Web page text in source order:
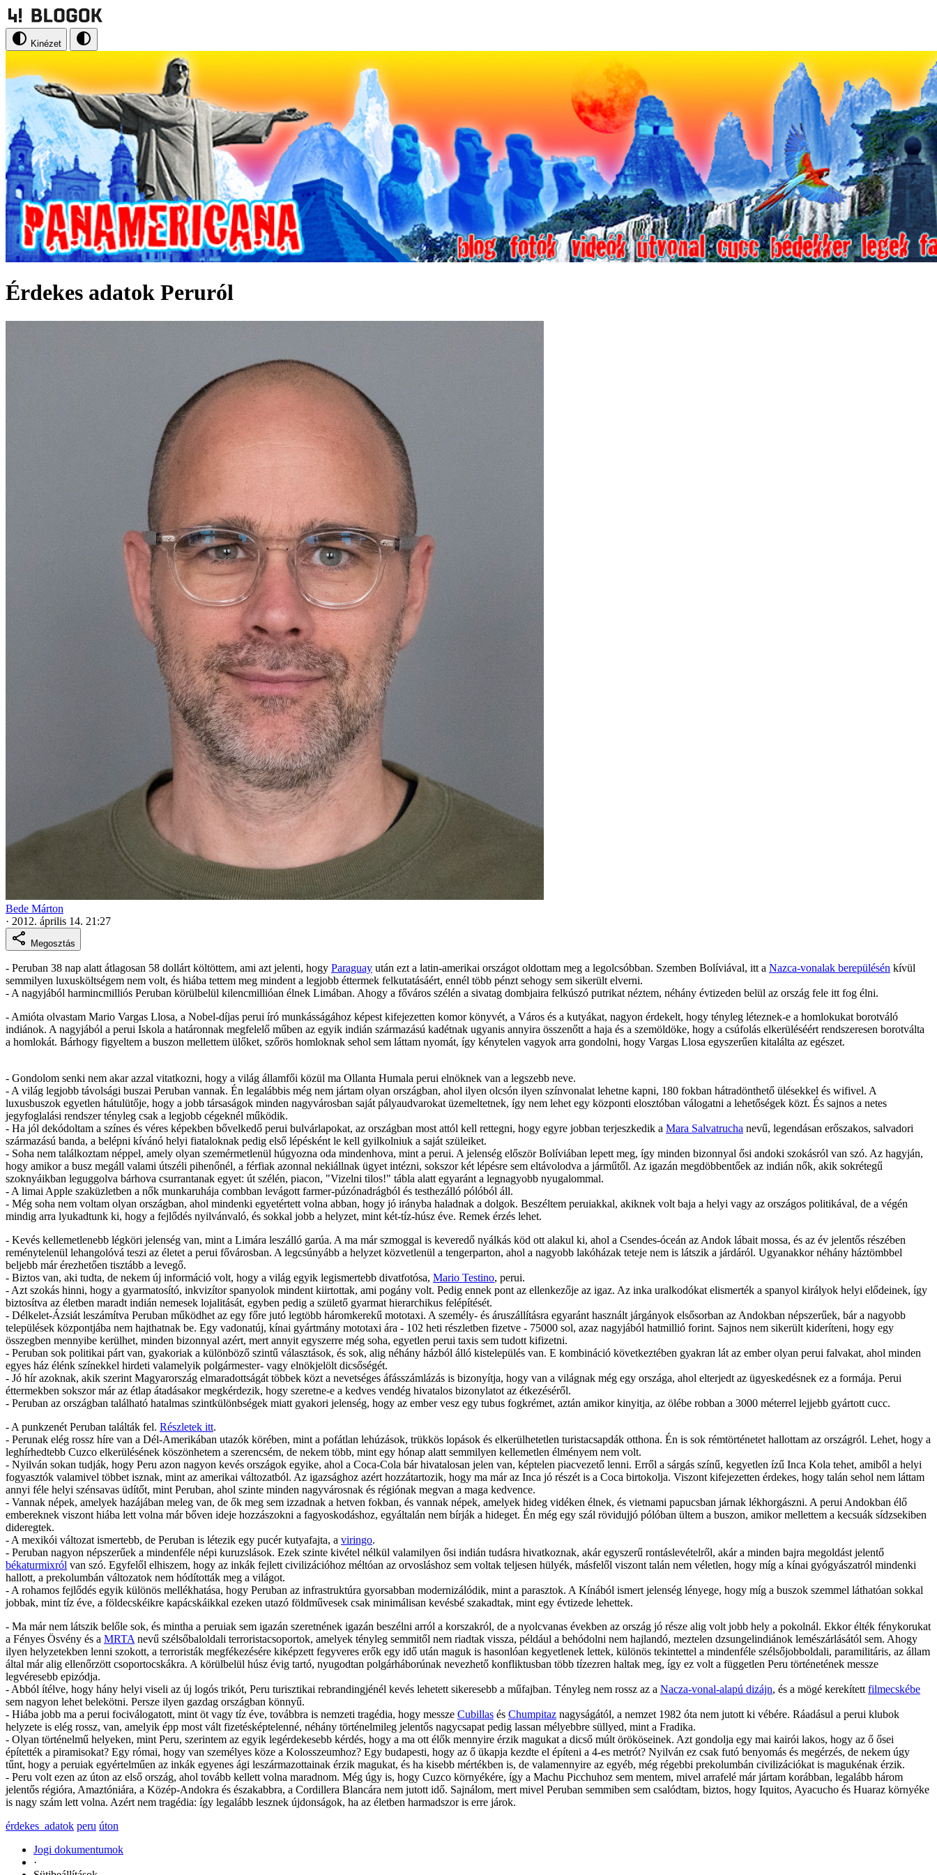
Kinézet
Érdekes adatok Peruról
Bede Márton
· 2012. április 14. 21:27
Megosztás
- Peruban 38 nap alatt átlagosan 58 dollárt költöttem, ami azt jelenti, hogy Paraguay után ezt a latin-amerikai országot oldottam meg a legolcsóbban. Szemben Bolíviával, itt a Nazca-vonalak berepülésén kívül
semmilyen luxusköltségem nem volt, és hiába tettem meg mindent a legjobb éttermek felkutatásáért, ennél több pénzt sehogy sem sikerült elverni.
- A nagyjából harmincmilliós Peruban körülbelül kilencmillióan élnek Limában. Ahogy a főváros szélén a sivatag dombjaira felkúszó putrikat néztem, néhány évtizeden belül az ország fele itt fog élni.
- Amióta olvastam Mario Vargas Llosa, a Nobel-díjas perui író munkásságához képest kifejezetten komor könyvét, a Város és a kutyákat, nagyon érdekelt, hogy tényleg léteznek-e a homlokukat borotváló
indiánok. A nagyjából a perui Iskola a határonnak megfelelő műben az egyik indián származású kadétnak ugyanis annyira összenőtt a haja és a szemöldöke, hogy a csúfolás elkerüléséért rendszeresen borotválta
a homlokát. Bárhogy figyeltem a buszon mellettem ülőket, szőrös homloknak sehol sem láttam nyomát, így kénytelen vagyok arra gondolni, hogy Vargas Llosa egyszerűen kitalálta az egészet.
- Gondolom senki nem akar azzal vitatkozni, hogy a világ államfői közül ma Ollanta Humala perui elnöknek van a legszebb neve.
- A világ legjobb távolsági buszai Peruban vannak. Én legalábbis még nem jártam olyan országban, ahol ilyen olcsón ilyen színvonalat lehetne kapni, 180 fokban hátradönthető ülésekkel és wifivel. A
luxusbuszok egyetlen hátulütője, hogy a jobb társaságok minden nagyvárosban saját pályaudvarokat üzemeltetnek, így nem lehet egy központi elosztóban válogatni a lehetőségek közt. És sajnos a netes
jegyfoglalási rendszer tényleg csak a legjobb cégeknél működik.
- Ha jól dekódoltam a színes és véres képekben bővelkedő perui bulvárlapokat, az országban most attól kell rettegni, hogy egyre jobban terjeszkedik a Mara Salvatrucha nevű, legendásan erőszakos, salvadori
származású banda, a belépni kívánó helyi fiataloknak pedig első lépésként le kell gyilkolniuk a saját szüleiket.
- Soha nem találkoztam néppel, amely olyan szemérmetlenül húgyozna oda mindenhova, mint a perui. A jelenség először Bolíviában lepett meg, így minden bizonnyal ősi andoki szokásról van szó. Az hagyján,
hogy amikor a busz megáll valami útszéli pihenőnél, a férfiak azonnal nekiállnak ügyet intézni, sokszor két lépésre sem eltávolodva a járműtől. Az igazán megdöbbentőek az indián nők, akik sokrétegű
szoknyáikban leguggolva bárhova csurrantanak egyet: út szélén, piacon, "Vizelni tilos!" tábla alatt egyaránt a legnagyobb nyugalommal.
- A limai Apple szaküzletben a nők munkaruhája combban levágott farmer-púzónadrágból és testhezálló pólóból áll.
- Még soha nem voltam olyan országban, ahol mindenki egyetértett volna abban, hogy jó irányba haladnak a dolgok. Beszéltem peruiakkal, akiknek volt baja a helyi vagy az országos politikával, de a végén
mindig arra lyukadtunk ki, hogy a fejlődés nyilvánvaló, és sokkal jobb a helyzet, mint két-tíz-húsz éve. Remek érzés lehet.
- Kevés kellemetlenebb légköri jelenség van, mint a Limára leszálló garúa. A ma már szmoggal is keveredő nyálkás köd ott alakul ki, ahol a Csendes-óceán az Andok lábait mossa, és az év jelentős részében
reménytelenül lehangolóvá teszi az életet a perui fővárosban. A legcsúnyább a helyzet közvetlenül a tengerparton, ahol a nagyobb lakóházak teteje nem is látszik a járdáról. Ugyanakkor néhány háztömbbel
beljebb már érezhetően tisztább a levegő.
- Biztos van, aki tudta, de nekem új információ volt, hogy a világ egyik legismertebb divatfotósa, Mario Testino, perui.
- Azt szokás hinni, hogy a gyarmatosító, inkvizítor spanyolok mindent kiirtottak, ami pogány volt. Pedig ennek pont az ellenkezője az igaz. Az inka uralkodókat elismerték a spanyol királyok helyi elődeinek, így
biztosítva az életben maradt indián nemesek lojalitását, egyben pedig a születő gyarmat hierarchikus felépítését.
- Délkelet-Ázsiát leszámítva Peruban működhet az egy főre jutó legtöbb háromkerekű mototaxi. A személy- és áruszállításra egyaránt használt járgányok elsősorban az Andokban népszerűek, bár a nagyobb
települések központjába nem hajthatnak be. Egy vadonatúj, kínai gyártmány mototaxi ára - 102 heti részletben fizetve - 75000 sol, azaz nagyjából hatmillió forint. Sajnos nem sikerült kideríteni, hogy egy
összegben mennyibe kerülhet, minden bizonnyal azért, mert annyit egyszerre még soha, egyetlen perui taxis sem tudott kifizetni.
- Peruban sok politikai párt van, gyakoriak a különböző szintű választások, és sok, alig néhány házból álló kistelepülés van. E kombináció következtében gyakran lát az ember olyan perui falvakat, ahol minden
egyes ház élénk színekkel hirdeti valamelyik polgármester- vagy elnökjelölt dicsőségét.
- Jó hír azoknak, akik szerint Magyarország elmaradottságát többek közt a nevetséges áfásszámlázás is bizonyítja, hogy van a világnak még egy országa, ahol elterjedt az ügyeskedésnek ez a formája. Perui
éttermekben sokszor már az étlap átadásakor megkérdezik, hogy szeretne-e a kedves vendég hivatalos bizonylatot az étkezéséről.
- Peruban az országban található hatalmas szintkülönbségek miatt gyakori jelenség, hogy az ember vesz egy tubus fogkrémet, aztán amikor kinyitja, az ölébe robban a 3000 méterrel lejjebb gyártott cucc.
- A punkzenét Peruban találták fel. Részletek itt.
- Perunak elég rossz híre van a Dél-Amerikában utazók körében, mint a pofátlan lehúzások, trükkös lopások és elkerülhetetlen turistacsapdák otthona. Én is sok rémtörténetet hallottam az országról. Lehet, hogy a
leghírhedtebb Cuzco elkerülésének köszönhetem a szerencsém, de nekem több, mint egy hónap alatt semmilyen kellemetlen élményem nem volt.
- Nyilván sokan tudják, hogy Peru azon nagyon kevés országok egyike, ahol a Coca-Cola bár hivatalosan jelen van, képtelen piacvezető lenni. Erről a sárgás színű, kegyetlen ízű Inca Kola tehet, amiből a helyi
fogyasztók valamivel többet isznak, mint az amerikai változatból. Az igazsághoz azért hozzátartozik, hogy ma már az Inca jó részét is a Coca birtokolja. Viszont kifejezetten érdekes, hogy talán sehol nem láttam
annyi féle helyi szénsavas üdítőt, mint Peruban, ahol szinte minden nagyvárosnak és régiónak megvan a maga kedvence.
- Vannak népek, amelyek hazájában meleg van, de ők meg sem izzadnak a hetven fokban, és vannak népek, amelyek hideg vidéken élnek, és vietnami papucsban járnak lékhorgászni. A perui Andokban élő
embereknek viszont hiába lett volna már bőven ideje hozzászokni a fagyoskodáshoz, egyáltalán nem bírják a hideget. Én még egy szál rövidujjó pólóban ültem a buszon, amikor mellettem a kecsuák sídzsekiben
dideregtek.
- A mexikói változat ismertebb, de Peruban is létezik egy pucér kutyafajta, a viringo.
- Peruban nagyon népszerűek a mindenféle népi kuruzslások. Ezek szinte kivétel nélkül valamilyen ősi indián tudásra hivatkoznak, akár egyszerű rontáslevételről, akár a minden bajra megoldást jelentő
békaturmixról van szó. Egyfelől elhiszem, hogy az inkák fejlett civilizációhoz méltóan az orvosláshoz sem voltak teljesen hülyék, másfelől viszont talán nem véletlen, hogy míg a kínai gyógyászatról mindenki
hallott, a prekolumbán változatok nem hódították meg a világot.
- A rohamos fejlődés egyik különös mellékhatása, hogy Peruban az infrastruktúra gyorsabban modernizálódik, mint a parasztok. A Kínából ismert jelenség lényege, hogy míg a buszok szemmel láthatóan sokkal
jobbak, mint tíz éve, a földecskéikre kapácskáikkal ezeken utazó földművesek csak minimálisan kevésbé szakadtak, mint egy évtizede lehettek.
- Ma már nem látszik belőle sok, és mintha a peruiak sem igazán szeretnének igazán beszélni arról a korszakról, de a nyolcvanas években az ország jó része alig volt jobb hely a pokolnál. Ekkor élték fénykorukat
a Fényes Ösvény és a MRTA nevű szélsőbaloldali terroristacsoportok, amelyek tényleg semmitől nem riadtak vissza, például a behódolni nem hajlandó, meztelen dzsungelindiánok lemészárlásától sem. Ahogy
ilyen helyzetekben lenni szokott, a terroristák megfékezésére kiképzett fegyveres erők egy idő után maguk is hasonlóan kegyetlenek lettek, különös tekintettel a mindenféle szélsőjobboldali, paramilitáris, az állam
által már alig ellenőrzött csoportocskákra. A körülbelül húsz évig tartó, nyugodtan polgárháborúnak nevezhető konfliktusban több tízezren haltak meg, így ez volt a független Peru történetének messze
legvéresebb epizódja.
- Abból ítélve, hogy hány helyi viseli az új logós trikót, Peru turisztikai rebrandingjénél kevés lehetett sikeresebb a műfajban. Tényleg nem rossz az a Nacza-vonal-alapú dizájn, és a mögé kerekített filmecskébe
sem nagyon lehet belekötni. Persze ilyen gazdag országban könnyű.
- Hiába jobb ma a perui fociválogatott, mint öt vagy tíz éve, továbbra is nemzeti tragédia, hogy messze Cubillas és Chumpitaz nagyságától, a nemzet 1982 óta nem jutott ki vébére. Ráadásul a perui klubok
helyzete is elég rossz, van, amelyik épp most vált fizetésképtelenné, néhány történelmileg jelentős nagycsapat pedig lassan mélyebbre süllyed, mint a Fradika.
- Olyan történelmű helyeken, mint Peru, szerintem az egyik legérdekesebb kérdés, hogy a ma ott élők mennyire érzik magukat a dicső múlt örököseinek. Azt gondolja egy mai kairói lakos, hogy az ő ősei
építették a piramisokat? Egy római, hogy van személyes köze a Kolosszeumhoz? Egy budapesti, hogy az ő ükapja kezdte el építeni a 4-es metrót? Nyilván ez csak futó benyomás és megérzés, de nekem úgy
tűnt, hogy a peruiak egyértelműen az inkák egyenes ági leszármazottainak érzik magukat, és ha kisebb mértékben is, de valamennyire az egyéb, még régebbi prekolumbán civilizációkat is magukénak érzik.
- Peru volt ezen az úton az első ország, ahol tovább kellett volna maradnom. Még úgy is, hogy Cuzco környékére, így a Machu Picchuhoz sem mentem, mivel arrafelé már jártam korábban, legalább három
jelentős régióra, Amaztóniára, a Közép-Andokra és északabbra, a Cordillera Blancára nem jutott idő. Sajnálom, mert mivel Peruban semmiben sem csalódtam, biztos, hogy Iquitos, Ayacucho és Huaraz környéke
is nagy szám lett volna. Azért nem tragédia: így legalább lesznek újdonságok, ha az életben harmadszor is erre járok.
érdekes_adatok peru úton
Jogi dokumentumok
·